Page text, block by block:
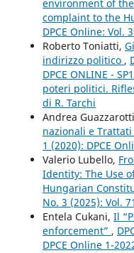
environment of
complaint to the
DPCE Online: Vol.
Roberto Toniatti,
indirizzo politico ,
DPCE ONLINE -
poteri politici.
di R. Tarchi
Andrea
nazionali e
1 (2020): DPCE
Valerio Lubello,
Identity: The Use
Hungarian
No. 3 (2025): Vol.
Entela Cukani, Il
enforcement” ,
DPCE Online 1-